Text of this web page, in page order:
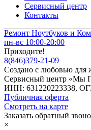
Сервисный центр
Контакты
Ремонт Ноутбуков и
пн-вс 10:00-20:00
Приходите!
8(846)379-21-09
Создано с любовью для
Сервисный центр «Мы
ИНН: 631220223338,
Публичная оферта
Смотреть на карте
Заказать обратный
×